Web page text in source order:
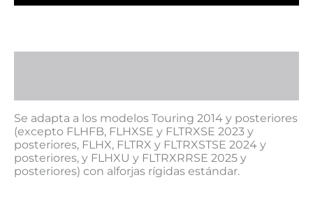
Se adapta a los modelos Touring 2014 y posteriores
(excepto FLHFB, FLHXSE y FLTRXSE 2023 y
posteriores, FLHX, FLTRX y FLTRXSTSE 2024 y
posteriores, y FLHXU y FLTRXRRSE 2025 y
posteriores) con alforjas rígidas estándar.